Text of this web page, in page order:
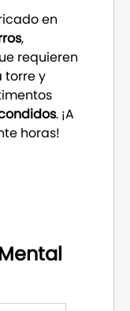
en
,
requieren
torre y
. ¡A
horas!